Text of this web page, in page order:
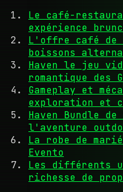
Le café-
expérience
L'offre café
boissons
Haven le jeu
romantique des
Gameplay et
exploration et
Haven Bundle
l'aventure
La robe de
Evento
Les différents
richesse de